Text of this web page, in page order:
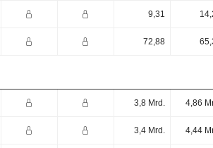
9,31
72,88
3,8 Mrd. 4,86
3,4 Mrd. 4,44